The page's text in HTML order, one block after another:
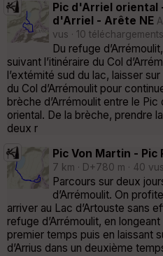
Pic d'Arriel oriental
d'Arriel - Arête NE
vus · 10 téléchargements
Du refuge
suivant l’itinéraire du Col
l’extémité sud du lac, laisser
du Col d’Arrémoulit pour
brèche d’Arrémoulit entre le Pic
oriental. De la brèche, prendre
deux r
Pic Von Martin - Pic
7 km · D+780 m · 40
Parcours sur deux
d’Arrémoulit. On
arriver au Lac d’Artouste sans
refuge d’Arrémoulit, en
premier temps puis en laissant
d’Arrius dans un deuxième